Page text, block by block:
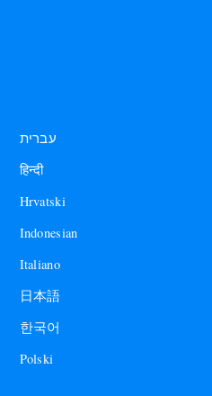
עברית
हिन्दी
Hrvatski
Indonesian
Italiano
日本語
한국어
Polski